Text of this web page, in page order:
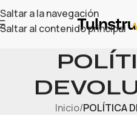
Saltar a la navegación
Saltar al contenido principal
Inicio/POLÍTICA